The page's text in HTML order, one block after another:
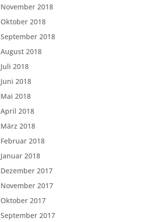
November 2018
Oktober 2018
September 2018
August 2018
Juli 2018
Juni 2018
Mai 2018
April 2018
März 2018
Februar 2018
Januar 2018
Dezember 2017
November 2017
Oktober 2017
September 2017